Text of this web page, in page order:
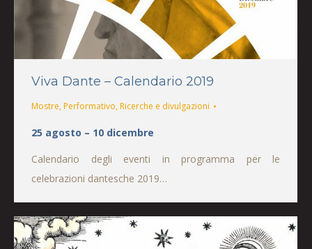
Viva Dante – Calendario 2019
Mostre, Performativo, Ricerche e divulgazioni
25 agosto – 10 dicembre
Calendario degli eventi in programma per le
celebrazioni dantesche 2019…